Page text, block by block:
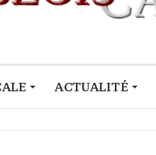
ACTUALITÉ